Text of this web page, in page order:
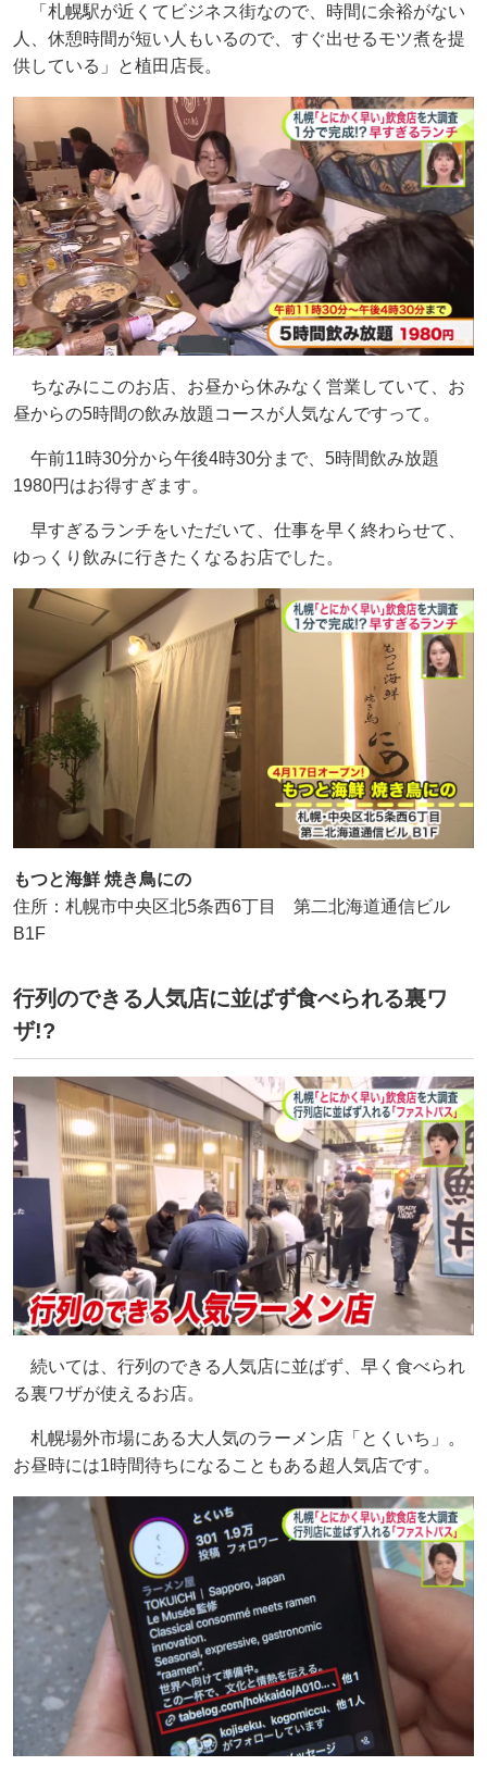
「札幌駅が近くてビジネス街なので、時間に余裕がない
人、休憩時間が短い人もいるので、すぐ出せるモツ煮を提
供している」と植田店長。
ちなみにこのお店、お昼から休みなく営業していて、お
昼からの5時間の飲み放題コースが人気なんですって。
午前11時30分から午後4時30分まで、5時間飲み放題
1980円はお得すぎます。
早すぎるランチをいただいて、仕事を早く終わらせて、
ゆっくり飲みに行きたくなるお店でした。
もつと海鮮 焼き鳥にの
住所：札幌市中央区北5条西6丁目 第二北海道通信ビル
B1F
行列のできる人気店に並ばず食べられる裏ワ
ザ!?
続いては、行列のできる人気店に並ばず、早く食べられ
る裏ワザが使えるお店。
札幌場外市場にある大人気のラーメン店「とくいち」。
お昼時には1時間待ちになることもある超人気店です。